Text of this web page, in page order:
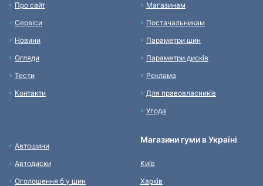
Про сайт
Сервіси
Новини
Огляди
Тести
Контакти
Магазинам
Постачальникам
Параметри шин
Параметри дисків
Реклама
Для правовласників
Угода
Автошини
Автодиски
Оголошення б у шин
Магазини гуми в Україні
Київ
Харків